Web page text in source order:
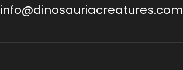
info@dinosauriacreatures.com